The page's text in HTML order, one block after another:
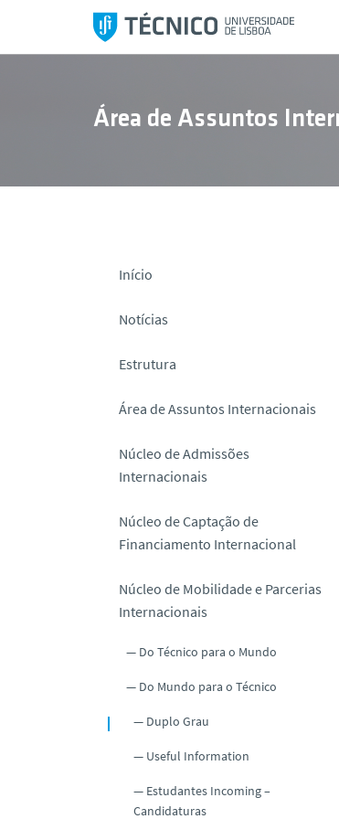
l
Área de Assuntos
Início
Notícias
Estrutura
Área de Assuntos Internacionais
Núcleo de Admissões
Internacionais
Núcleo de Captação de
Financiamento Internacional
Núcleo de Mobilidade e Parcerias
Internacionais
Do Técnico para o Mundo
Do Mundo para o Técnico
Duplo Grau
Useful Information
Estudantes Incoming –
Candidaturas